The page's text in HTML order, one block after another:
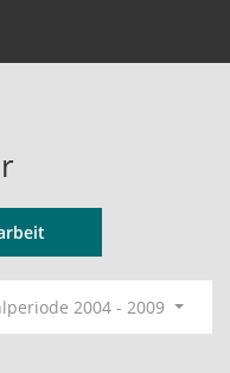
2004 - 2009